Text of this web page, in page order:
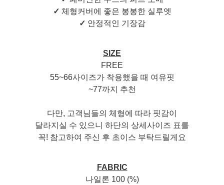
✓ 체형커버에 좋은 봉봉한 실루엣
✓ 안정적인 기장감
SIZE
FREE
55~66사이즈가 착용했을 때 여유핏
~77까지 추천
다만, 고객님들의 체형에 따라 핏감이
달라지실 수 있으니 하단의 상세사이즈 표를
꼭! 참고하여 주신 후 초이스 부탁드릴게요
FABRIC
나일론 100 (%)